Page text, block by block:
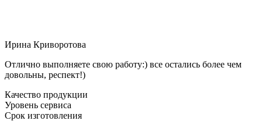
Ирина Криворотова
Отлично выполняете свою работу:) все остались более чем
довольны, респект!)
Качество продукции
Уровень сервиса
Срок изготовления